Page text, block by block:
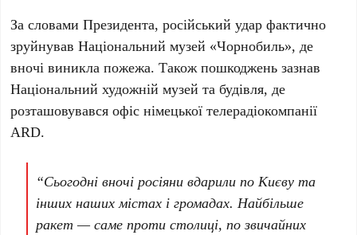
За словами Президента, російський удар фактично
зруйнувавНаціональний музей «Чорнобиль», де
вночі виникла пожежа. Також пошкоджень зазнав
Національний художній музей та будівля, де
розташовувався офіс німецької телерадіокомпанії
ARD.
“Сьогодні вночі росіяни вдарили по Києву та
інших наших містах і громадах. Найбільше
ракет — саме проти столиці, по звичайних